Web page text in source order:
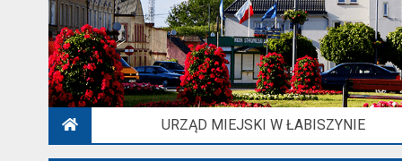
URZĄD MIEJSKI W ŁABISZYNIE